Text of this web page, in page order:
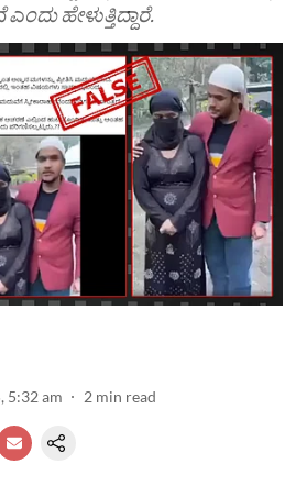
ಹೇಳುತ್ತಿದ್ದಾರೆ.
5:32 am 2 min read